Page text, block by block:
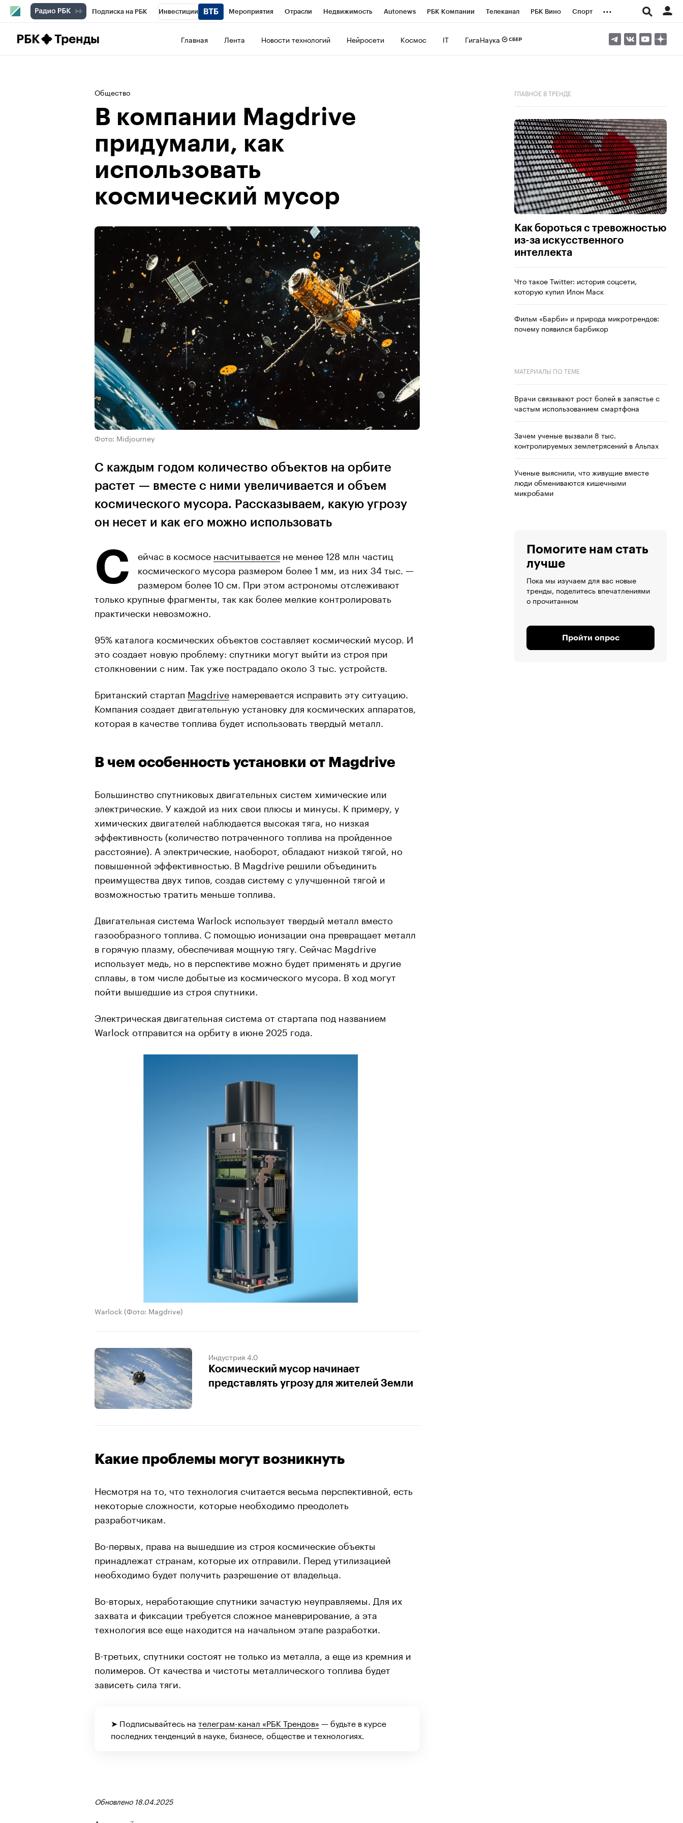
Подписка на РБК Инвестиции Мероприятия Отрасли Недвижимость Autonews РБК Компании Телеканал РБК Вино Спорт ...
РБК Тренды Главная Лента Новости технологий Нейросети Космос IT ГигаНаука
Общество
В компании Magdrive
придумали, как
использовать
космический мусор
Фото: Midjourney
С каждым годом количество объектов на орбите
растет — вместе с ними увеличивается и объем
космического мусора. Рассказываем, какую угрозу
он несет и как его можно использовать
С ейчас в космосе насчитывается не менее 128 млн частиц
космического мусора размером более 1 мм, из них 34 тыс. —
размером более 10 см. При этом астрономы отслеживают
только крупные фрагменты, так как более мелкие контролировать
практически невозможно.
95% каталога космических объектов составляет космический мусор. И
это создает новую проблему: спутники могут выйти из строя при
столкновении с ним. Так уже пострадало около 3 тыс. устройств.
Британский стартап Magdrive намеревается исправить эту ситуацию.
Компания создает двигательную установку для космических аппаратов,
которая в качестве топлива будет использовать твердый металл.
В чем особенность установки от Magdrive
Большинство спутниковых двигательных систем химические или
электрические. У каждой из них свои плюсы и минусы. К примеру, у
химических двигателей наблюдается высокая тяга, но низкая
эффективность (количество потраченного топлива на пройденное
расстояние). А электрические, наоборот, обладают низкой тягой, но
повышенной эффективностью. В Magdrive решили объединить
преимущества двух типов, создав систему с улучшенной тягой и
возможностью тратить меньше топлива.
Двигательная система Warlock использует твердый металл вместо
газообразного топлива. С помощью ионизации она превращает металл
в горячую плазму, обеспечивая мощную тягу. Сейчас Magdrive
использует медь, но в перспективе можно будет применять и другие
сплавы, в том числе добытые из космического мусора. В ход могут
пойти вышедшие из строя спутники.
Электрическая двигательная система от стартапа под названием
Warlock отправится на орбиту в июне 2025 года.
Warlock (Фото: Magdrive)
Индустрия 4.0
Космический мусор начинает
представлять угрозу для жителей Земли
Какие проблемы могут возникнуть
Несмотря на то, что технология считается весьма перспективной, есть
некоторые сложности, которые необходимо преодолеть
разработчикам.
Во-первых, права на вышедшие из строя космические объекты
принадлежат странам, которые их отправили. Перед утилизацией
необходимо будет получить разрешение от владельца.
Во-вторых, неработающие спутники зачастую неуправляемы. Для их
захвата и фиксации требуется сложное маневрирование, а эта
технология все еще находится на начальном этапе разработки.
В-третьих, спутники состоят не только из металла, а еще из кремния и
полимеров. От качества и чистоты металлического топлива будет
зависеть сила тяги.
➤ Подписывайтесь на телеграм-канал «РБК Трендов» — будьте в курсе
последних тенденций в науке, бизнесе, обществе и технологиях.
Обновлено 18.04.2025
ГЛАВНОЕ В ТРЕНДЕ
Как бороться с тревожностью
из-за искусственного
интеллекта
Что такое Twitter: история соцсети,
которую купил Илон Маск
Фильм «Барби» и природа микротрендов:
почему появился барбикор
МАТЕРИАЛЫ ПО ТЕМЕ
Врачи связывают рост болей в запястье с
частым использованием смартфона
Зачем ученые вызвали 8 тыс.
контролируемых землетрясений в Альпах
Ученые выяснили, что живущие вместе
люди обмениваются кишечными
микробами
Помогите нам стать
лучше
Пока мы изучаем для вас новые
тренды, поделитесь впечатлениями
о прочитанном
Пройти опрос